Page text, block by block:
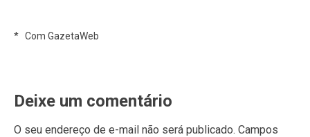
* Com GazetaWeb
Deixe um comentário
O seu endereço de e-mail não será publicado. Campos